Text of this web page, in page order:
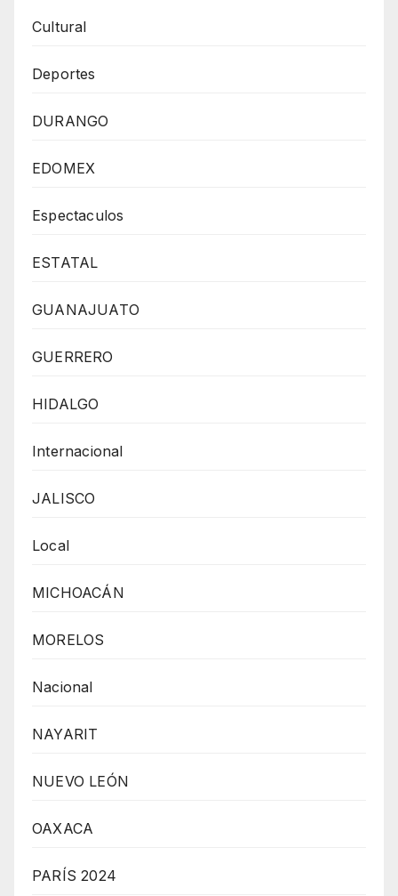
Cultural
Deportes
DURANGO
EDOMEX
Espectaculos
ESTATAL
GUANAJUATO
GUERRERO
HIDALGO
Internacional
JALISCO
Local
MICHOACÁN
MORELOS
Nacional
NAYARIT
NUEVO LEÓN
OAXACA
PARÍS 2024